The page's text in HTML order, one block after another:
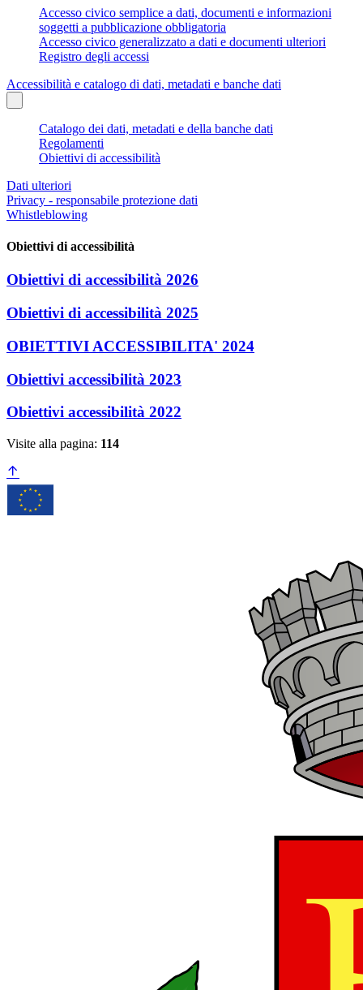
Accesso civico semplice a dati, documenti e informazioni
soggetti a pubblicazione obbligatoria
Accesso civico generalizzato a dati e documenti ulteriori
Registro degli accessi
Accessibilità e catalogo di dati, metadati e banche dati
Catalogo dei dati, metadati e della banche dati
Regolamenti
Obiettivi di accessibilità
Dati ulteriori
Privacy - responsabile protezione dati
Whistleblowing
Obiettivi di accessibilità
Obiettivi di accessibilità 2026
Obiettivi di accessibilità 2025
OBIETTIVI ACCESSIBILITA' 2024
Obiettivi accessibilità 2023
Obiettivi accessibilità 2022
Visite alla pagina: 114